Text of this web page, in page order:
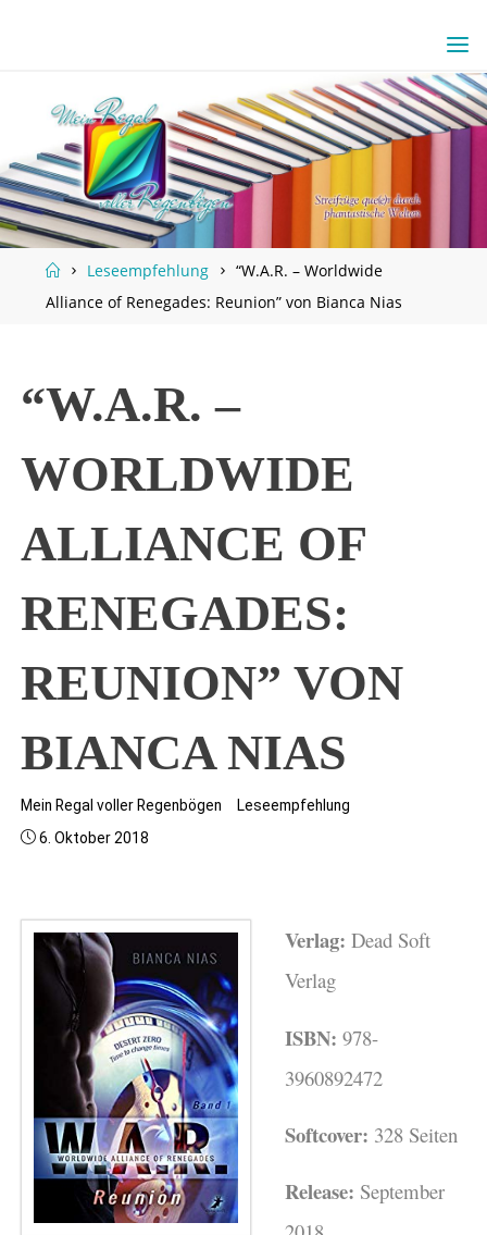
HomeLeseempfehlung
“W.A.R. – Worldwide
Alliance of Renegades: Reunion” von Bianca Nias
“W.A.R. –
WORLDWIDE
ALLIANCE OF
RENEGADES:
REUNION” VON
BIANCA NIAS
Mein Regal voller Regenbögen
Leseempfehlung
6. Oktober 2018
Verlag: Dead Soft
Verlag
ISBN: 978-
3960892472
Softcover: 328 Seiten
Release: September